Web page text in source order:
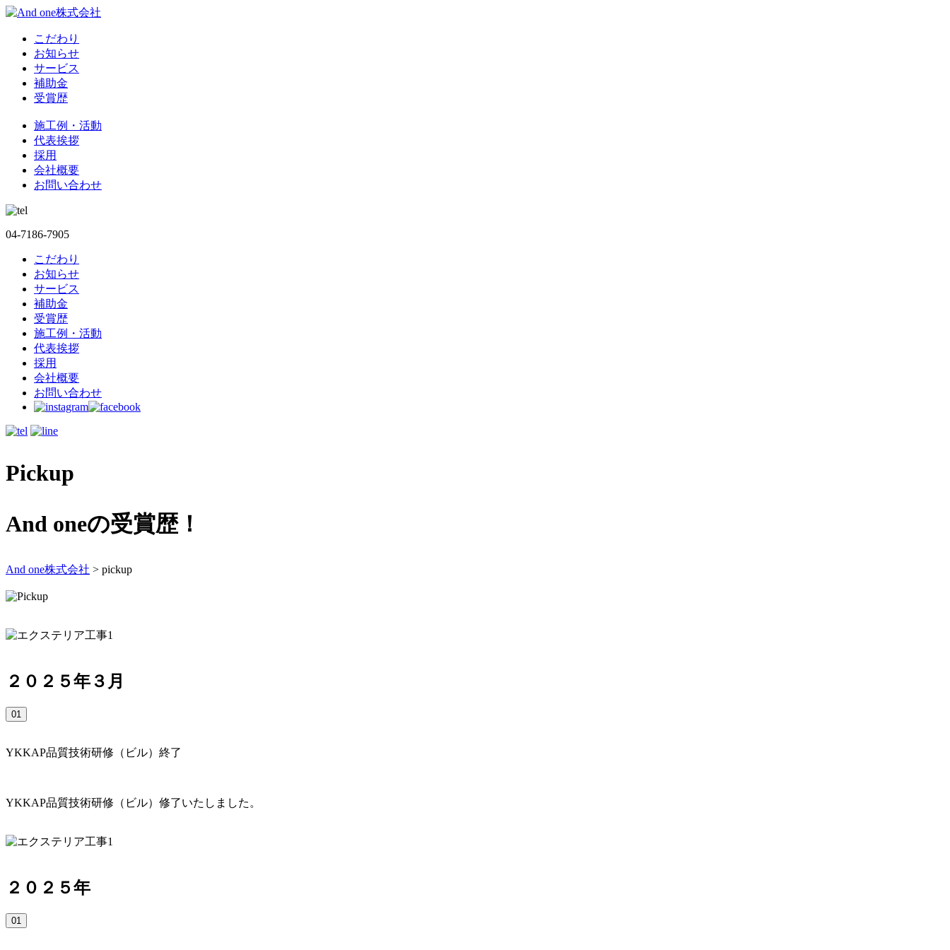
こだわり
お知らせ
サービス
補助金
受賞歴
施工例・活動
代表挨拶
採用
会社概要
お問い合わせ
04-7186-7905
こだわり
お知らせ
サービス
補助金
受賞歴
施工例・活動
代表挨拶
採用
会社概要
お問い合わせ
Pickup
And oneの受賞歴！
And one株式会社 > pickup
２０２５年３月
01
YKKAP品質技術研修（ビル）終了
YKKAP品質技術研修（ビル）修了いたしました。
２０２５年
01